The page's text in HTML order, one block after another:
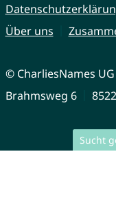
Sucht
Über uns
© CharliesNames
Brahmsweg 6